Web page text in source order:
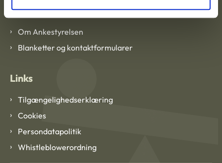
Om Ankestyrelsen
Om Ankestyrelsen
Blanketter og kontaktformularer
Links
Tilgængelighedserklæring
Cookies
Persondatapolitik
Whistleblowerordning